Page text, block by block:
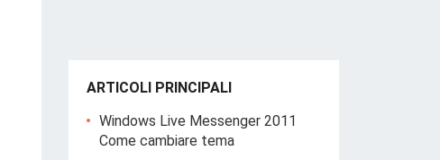
ARTICOLI PRINCIPALI
Windows Live Messenger 2011
Come cambiare tema